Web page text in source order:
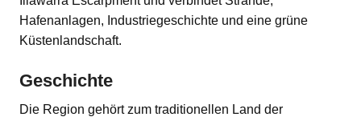
Hafenanlagen, Industriegeschichte und eine grüne
Küstenlandschaft.
Geschichte
Die Region gehört zum traditionellen Land der